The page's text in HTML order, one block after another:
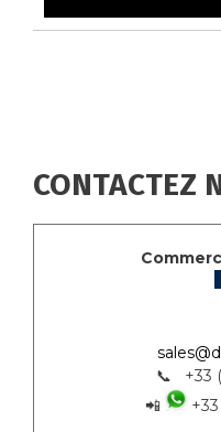
CONTACTEZ
📞 +33
📲
+33